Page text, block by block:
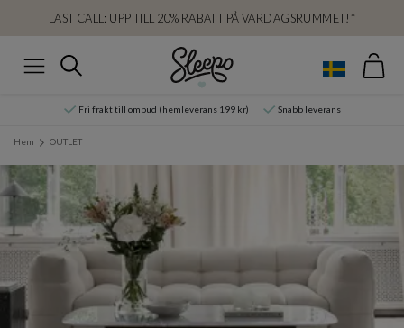
LAST CALL: UPP TILL 20% RABATT PÅ VARDAGSRUMMET!*
Sök
Fri frakt till ombud (hemleverans 199 kr) Snabb leverans
Hem OUTLET